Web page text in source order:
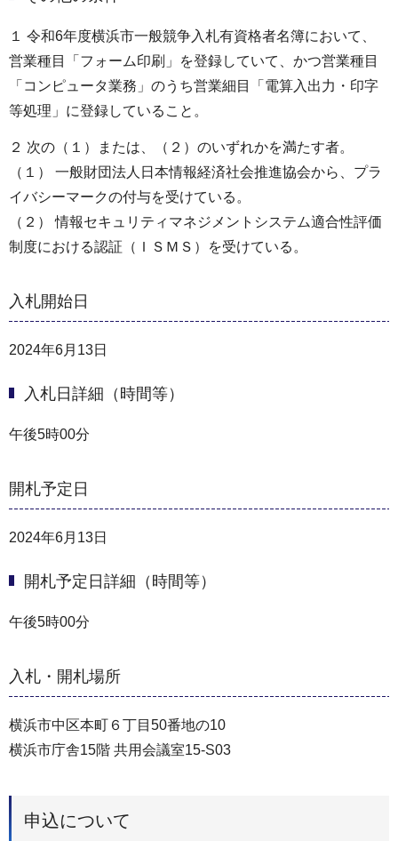
１ 令和6年度横浜市一般競争入札有資格者名簿において、
営業種目「フォーム印刷」を登録していて、かつ営業種目
「コンピュータ業務」のうち営業細目「電算入出力・印字
等処理」に登録していること。
２ 次の（１）または、（２）のいずれかを満たす者。
（１） 一般財団法人日本情報経済社会推進協会から、プラ
イバシーマークの付与を受けている。
（２） 情報セキュリティマネジメントシステム適合性評価
制度における認証（ＩＳＭＳ）を受けている。
入札開始日
2024年6月13日
入札日詳細（時間等）
午後5時00分
開札予定日
2024年6月13日
開札予定日詳細（時間等）
午後5時00分
入札・開札場所
横浜市中区本町６丁目50番地の10
横浜市庁舎15階 共用会議室15-S03
申込について